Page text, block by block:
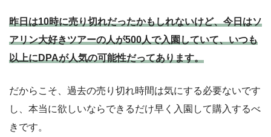
昨日は10時に売り切れだったかもしれないけど、今日はソ
アリン大好きツアーの人が500人で入園していて、いつも
以上にDPAが人気の可能性だってあります。
だからこそ、過去の売り切れ時間は気にする必要ないです
し、本当に欲しいならできるだけ早く入園して購入するべ
きです。